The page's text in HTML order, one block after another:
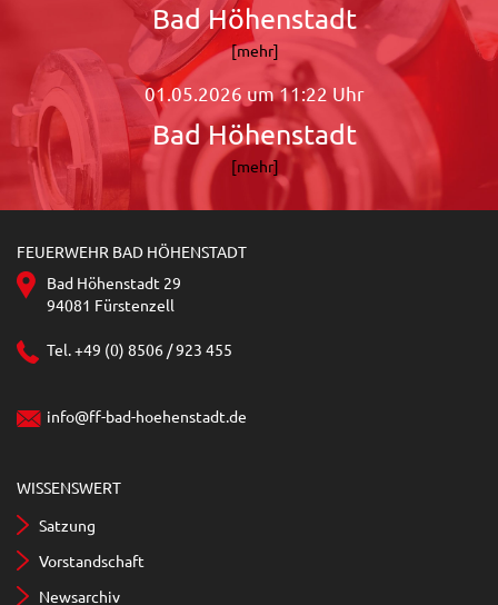
Bad Höhenstadt
[mehr]
01.05.2026 um 11:22 Uhr
Bad Höhenstadt
[mehr]
FEUERWEHR BAD HÖHENSTADT
Bad Höhenstadt 29
94081 Fürstenzell
Tel. +49 (0) 8506 / 923 455
info@ff-bad-hoehenstadt.de
WISSENSWERT
Satzung
Vorstandschaft
Newsarchiv